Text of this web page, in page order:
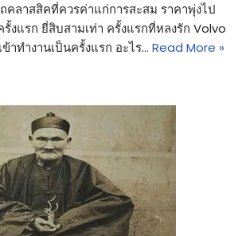
คลาสสิคที่ควรค่าแก่การสะสม ราคาพุ่งไป
งแรก ยี่สิบสามเท่า ครั้งแรกที่หลงรัก Volvo
าทำงานเป็นครั้งแรก อะไร… Read More »